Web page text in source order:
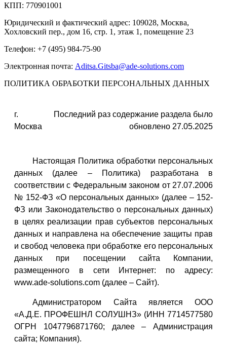
КПП: 770901001
Юридический и фактический адрес: 109028, Москва,
Хохловский пер., дом 16, стр. 1, этаж 1, помещение 23
Телефон: +7 (495) 984-75-90
Электронная почта: Aditsa.Gitsba@ade-solutions.com
ПОЛИТИКА ОБРАБОТКИ ПЕРСОНАЛЬНЫХ ДАННЫХ
г.
Москва
Последний раз содержание раздела было
обновлено 27.05.2025
Настоящая Политика обработки персональных
данных (далее – Политика) разработана в
соответствии с Федеральным законом от 27.07.2006
№ 152-ФЗ «О персональных данных» (далее – 152-
ФЗ или Законодательство о персональных данных)
в целях реализации прав субъектов персональных
данных и направлена на обеспечение защиты прав
и свобод человека при обработке его персональных
данных при посещении сайта Компании,
размещенного в сети Интернет: по адресу:
www.ade-solutions.com (далее – Сайт).
Администратором Сайта является ООО
«А.Д.Е. ПРОФЕШНЛ СОЛУШНЗ» (ИНН 7714577580
ОГРН 1047796871760; далее – Администрация
сайта; Компания).